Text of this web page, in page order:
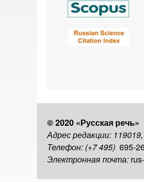
© 2020 «Русская речь»
Адрес редакции:
Телефон: (+7 495) 695-
Электронная почта: